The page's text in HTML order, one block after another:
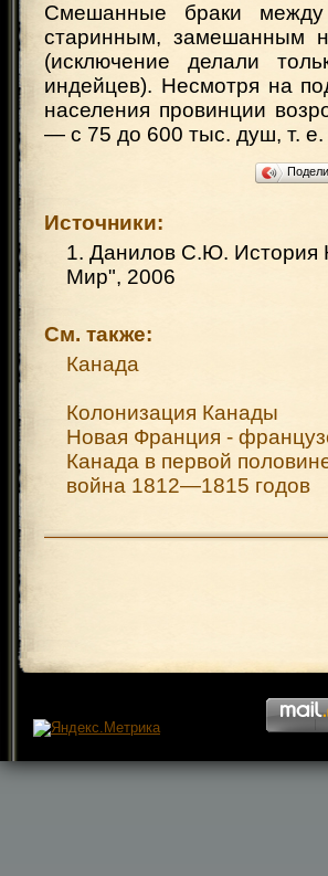
Смешанные браки
старинным, замешанным
(исключение делали
индейцев). Несмотря на
населения провинции
— с 75 до 600 тыс. душ, т. е.
Источники:
1. Данилов С.Ю. История
Мир", 2006
См. также:
Канада
Колонизация Канады
Новая Франция -
Канада в первой
война 1812—1815 годов